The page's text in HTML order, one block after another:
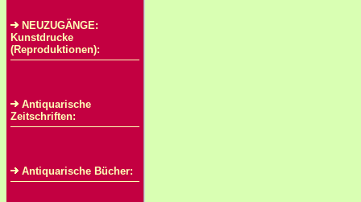
NEUZUGÄNGE:
Kunstdrucke
(Reproduktionen):
Antiquarische
Zeitschriften:
Antiquarische Bücher: